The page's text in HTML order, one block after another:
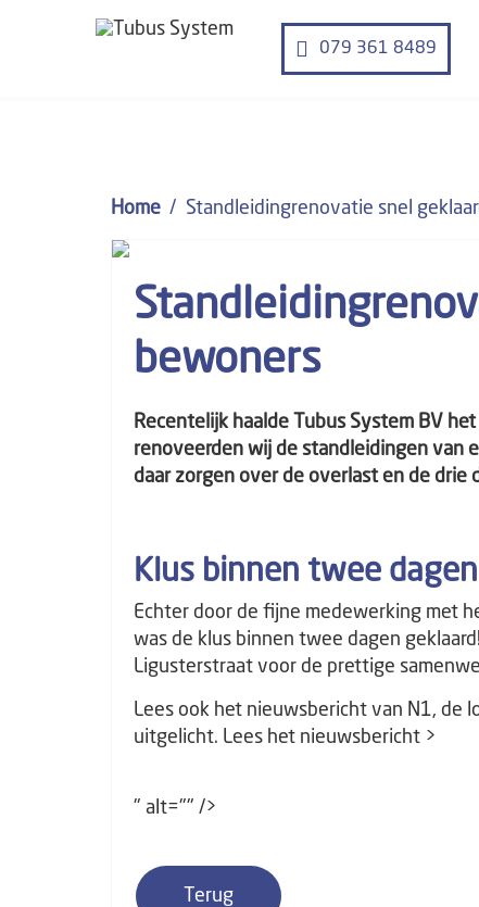
079 361 8489
Home Standleidingrenovatie snel
bewoners
Recentelijk haalde Tubus System BV
renoveerden wij de standleidingen van
daar zorgen over de overlast en de drie
Klus binnen twee
Echter door de fijne medewerking met
was de klus binnen twee dagen
Ligusterstraat voor de prettige
Lees ook het nieuwsbericht van N1, de
uitgelicht. Lees het nieuwsbericht >
" alt="" />
Terug